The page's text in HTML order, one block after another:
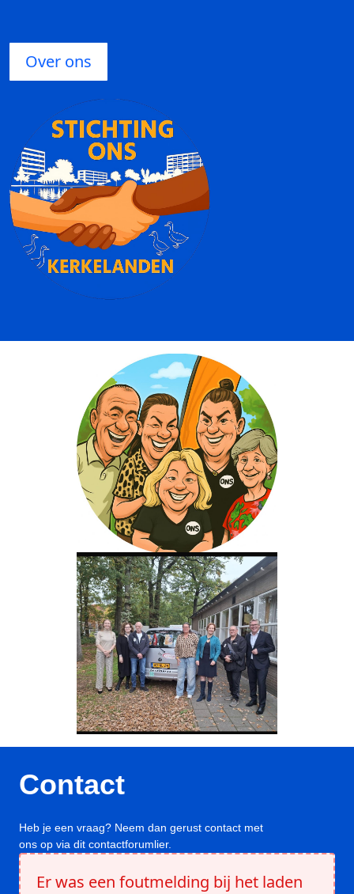
Over ons
Contact
Heb je een vraag? Neem dan gerust contact met
ons op via dit contactforumlier.
Er was een foutmelding bij het laden